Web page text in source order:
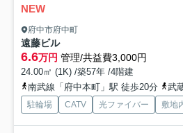
NEW
府中市府中町
遠藤ビル
6.6万円 管理/共益費3,000円
24.00㎡ (1K) /築57年 /4階建
南武線「府中本町」駅 徒歩20分
武
駐輪場 CATV 光ファイバー 敷地